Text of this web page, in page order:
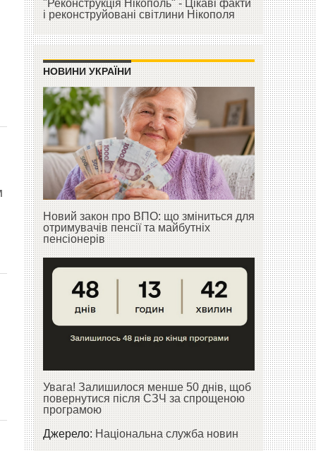
"Реконструкція Нікополь" - Цікаві факти
і реконструйовані світлини Нікополя
НОВИНИ УКРАЇНИ
Новий закон про ВПО: що зміниться для
отримувачів пенсії та майбутніх
пенсіонерів
Увага! Залишилося менше 50 днів, щоб
повернутися після СЗЧ за спрощеною
програмою
Джерело:Національна служба новин